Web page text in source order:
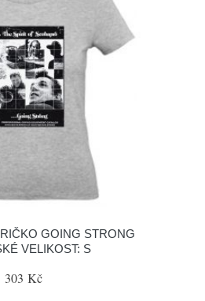
GOING STRONG
VELIKOST: S
303 Kč